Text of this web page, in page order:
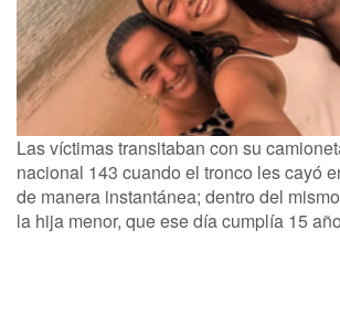
Las víctimas transitaban con su
nacional 143 cuando el tronco les cayó
de manera instantánea; dentro del
la hija menor, que ese día cumplía 15